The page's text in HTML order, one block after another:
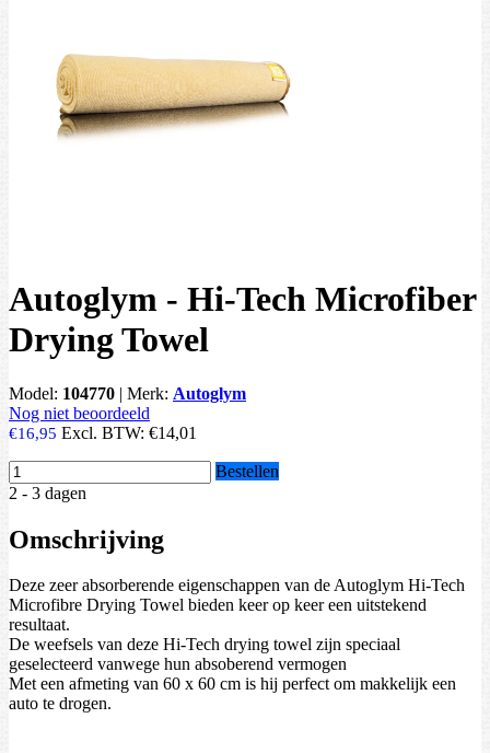
Autoglym - Hi-Tech Microfiber
Drying Towel
Model: 104770 | Merk: Autoglym
Nog niet beoordeeld
€16,95 Excl. BTW: €14,01
Bestellen
2 - 3 dagen
Omschrijving
Deze zeer absorberende eigenschappen van de Autoglym Hi-Tech
Microfibre Drying Towel bieden keer op keer een uitstekend
resultaat.
De weefsels van deze Hi-Tech drying towel zijn speciaal
geselecteerd vanwege hun absoberend vermogen
Met een afmeting van 60 x 60 cm is hij perfect om makkelijk een
auto te drogen.